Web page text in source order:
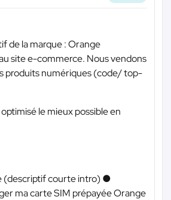
de la marque : Orange
site e-commerce. Nous vendons
produits numériques (code/ top-
le mieux possible en
(descriptif courte intro) ●
ma carte SIM prépayée Orange